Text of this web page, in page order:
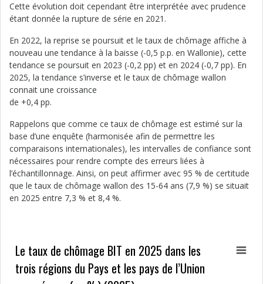
Cette évolution doit cependant être interprétée avec prudence
étant donnée la rupture de série en 2021.
En 2022, la reprise se poursuit et le taux de chômage affiche à
nouveau une tendance à la baisse (-0,5 p.p. en Wallonie), cette
tendance se poursuit en 2023 (-0,2 pp) et en 2024 (-0,7 pp). En
2025, la tendance s’inverse et le taux de chômage wallon
connait une croissance
de +0,4 pp.
Rappelons que comme ce taux de chômage est estimé sur la
base d’une enquête (harmonisée afin de permettre les
comparaisons internationales), les intervalles de confiance sont
nécessaires pour rendre compte des erreurs liées à
l’échantillonnage. Ainsi, on peut affirmer avec 95 % de certitude
que le taux de chômage wallon des 15-64 ans (7,9 %) se situait
en 2025 entre 7,3 % et 8,4 %.
Le taux de chômage BIT en 2025 dans les
trois régions du Pays et les pays de l’Union